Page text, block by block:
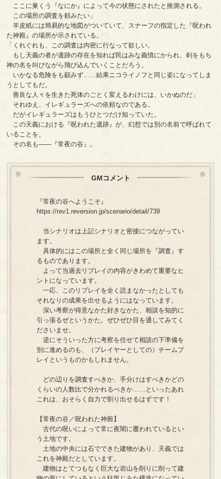
ここに巣くう『なにか』によって今の状態にされたと推測される。
この場所の調査を頼みたい」
羊皮紙には簡易的な地図がついていて、スナーフの指定した『呪われ
た神殿』の場所が示されている。
「くれぐれも、この調査は内密に行なって欲しい。
もし天義の者が遺跡の存在を知れば民はみな義憤にかられ、剣をもち
神の名を叫びながら飛び込んでいくことだろう。
いかなる危険をも顧みず……結果ニコライノフと同じ姿になってしま
うとしてもだ。
善良な人々を生きた死体のごとく変えるわけには、いかぬのだ」
それゆえ、イレギュラーズへの依頼なのである。
だがイレギュラーズはもうひとつだけ知っていた。
この天義における『呪われた遺跡』が、幻想では別の名前で呼ばれて
いることを。
その名も――『常夜の谷』。
GMコメント
『常夜の谷へようこそ』
https://rev1.reversion.jp/scenario/detail/739
当シナリオは上記シナリオと密接につながってい
ます。
具体的にはこの場所と全く同じ場所を『調査』す
るものであります。
よって当過去リプレイの内容がきわめて重要なヒ
ントになっています。
一応、このリプレイを全く読まなかったとしても
それなりの成果を出せるようにはなっています。
深い考察が得意なかた好きなかた、相談を知的に
引っ張るぜというかた。ぜひぜひ目を通してみてく
ださいませ。
逆にそういった方に考察を任せて相談の下準備を
別に進めるのも、（プレイヤーとしての）チームプ
レイというものかもしれません。
どの辺りを調査すべきか、手分けはすべきかどの
くらいの人数比で分かれるべきか……といったあれ
これは、おそらく自力で割り出せるはずです！
【常夜の谷／呪われた神殿】
古代の呪いによって常に夜闇に覆われているとい
う土地です。
土地の中央には石でできた建物があり、天義では
これを神殿だとしています。
建物はとてつもなく巨大な岩山を削りに削って建